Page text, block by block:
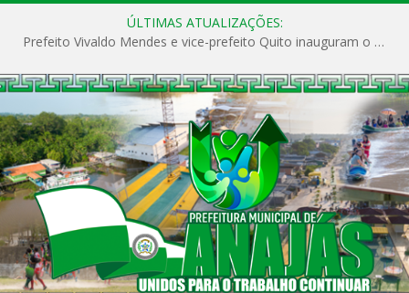
ÚLTIMAS ATUALIZAÇÕES:
Prefeito Vivaldo Mendes e vice-prefeito Quito inauguram o CAPS e fortalecem a saúde pública em Anajás.